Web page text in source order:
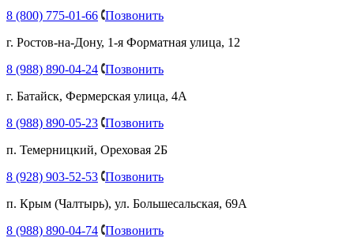
8 (800) 775-01-66 Позвонить
г. Ростов-на-Дону, 1-я Форматная улица, 12
8 (988) 890-04-24 Позвонить
г. Батайск, Фермерская улица, 4А
8 (988) 890-05-23 Позвонить
п. Темерницкий, Ореховая 2Б
8 (928) 903-52-53 Позвонить
п. Крым (Чалтырь), ул. Большесальская, 69А
8 (988) 890-04-74 Позвонить